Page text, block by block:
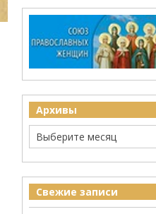
Архивы
Свежие записи